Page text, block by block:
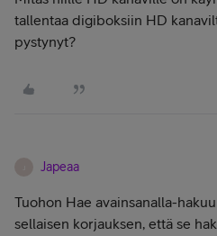
tallentaa digiboksiin HD
pystynyt?
Japeaa
Tuohon Hae avainsanalla-
sellaisen korjauksen, että se